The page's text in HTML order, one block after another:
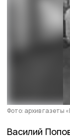
Фото: архив газеты
Василий